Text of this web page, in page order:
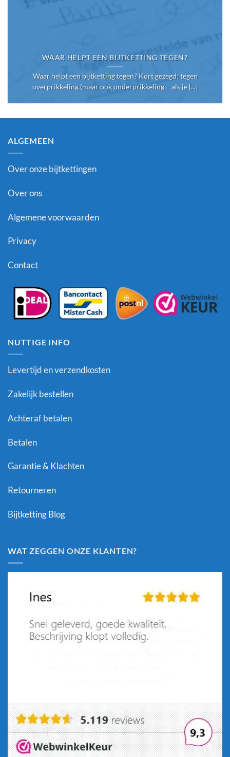
WAAR HELPT EEN BIJTKETTING TEGEN?
Waar helpt een bijtketting tegen? Kort gezegd: tegen
overprikkeling (maar ook onderprikkeling – als je [...]
ALGEMEEN
Over onze bijtkettingen
Over ons
Algemene voorwaarden
Privacy
Contact
NUTTIGE INFO
Levertijd en verzendkosten
Zakelijk bestellen
Achteraf betalen
Betalen
Garantie & Klachten
Retourneren
Bijtketting Blog
WAT ZEGGEN ONZE KLANTEN?